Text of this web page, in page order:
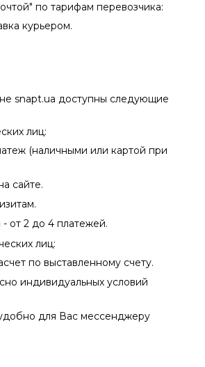
по тарифам перевозчика:
курьером.
snapt.ua доступны следующие
лиц:
(наличными или картой при
сайте.
- от 2 до 4 платежей.
лиц:
по выставленному счету.
индивидуальных условий
для Вас мессенджеру